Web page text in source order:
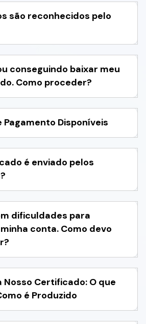
são reconhecidos pelo
conseguindo baixar meu
Como proceder?
Pagamento Disponíveis
é enviado pelos
dificuldades para
conta. Como devo
Nosso Certificado: O que
é Produzido